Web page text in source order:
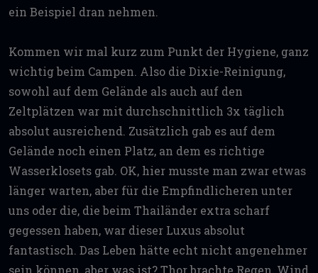
ein Beispiel dran nehmen.
Kommen wir mal kurz zum Punkt der Hygiene, ganz
wichtig beim Campen. Also die Dixie-Reinigung,
sowohl auf dem Gelände als auch auf den
Zeltplätzen war mit durchschnittlich 3x täglich
absolut ausreichend. Zusätzlich gab es auf dem
Gelände noch einen Platz, an dem es richtige
Wasserklosets gab. OK, hier musste man zwar etwas
länger warten, aber für die Empfindlicheren unter
uns oder die, die beim Thailänder extra scharf
gegessen haben, war dieser Luxus absolut
fantastisch. Das Leben hätte echt nicht angenehmer
sein können, aber was ist? Thor brachte Regen, Wind